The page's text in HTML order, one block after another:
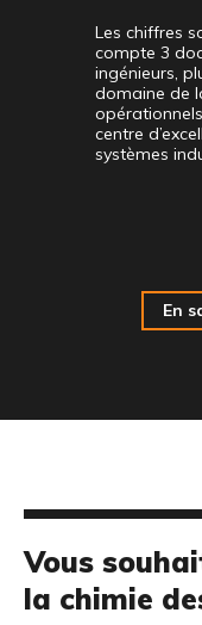
Les chiffres
compte 3
ingénieurs,
domaine de
centre
systèmes
En
Vous
la chimie